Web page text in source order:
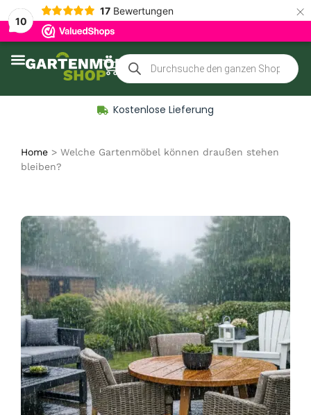
10
17 Bewertungen ×
Kostenlose Lieferung
Home > Welche Gartenmöbel können draußen stehen
bleiben?